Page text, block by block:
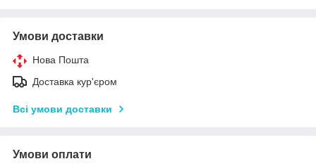
Умови доставки
Нова Пошта
Доставка кур'єром
Всі умови доставки
Умови оплати